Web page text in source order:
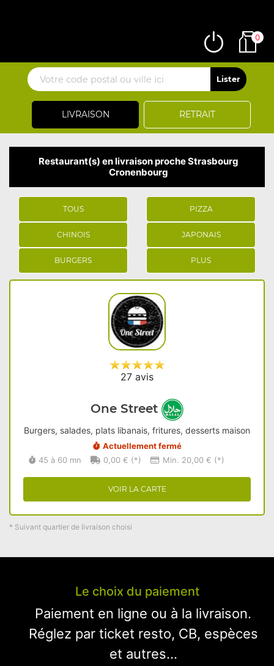
LIVRAISON RETRAIT
0
Restaurant(s) en livraison proche Strasbourg
Cronenbourg
TOUS PIZZA
CHINOIS JAPONAIS
BURGERS PLUS
27 avis
One Street
Burgers, salades, plats libanais, fritures, desserts maison
Actuellement fermé
45 à 60 mn
0,00 € (*) Min. 20,00 € (*)
VOIR LA CARTE
* Suivant quartier de livraison choisi
Le choix du paiement
Paiement en ligne ou à la livraison.
Réglez par ticket resto, CB, espèces
et autres...